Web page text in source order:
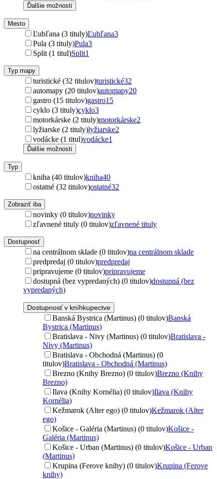
Ďalšie možnosti
Mesto
Ľubľana (3 tituly)Ľubľana3
Pula (3 tituly)Pula3
Split (1 titul)Split1
Typ mapy
turistické (32 titulov)turistické32
automapy (20 titulov)automapy20
gastro (15 titulov)gastro15
cyklo (3 tituly)cyklo3
motorkárske (2 tituly)motorkárske2
lyžiarske (2 tituly)lyžiarske2
vodácke (1 titul)vodácke1
Ďalšie možnosti
Typ
kniha (40 titulov)kniha40
ostatné (32 titulov)ostatné32
Zobraziť iba
novinky (0 titulov)novinky
zľavnené tituly (0 titulov)zľavnené tituly
Dostupnosť
na centrálnom sklade (0 titulov)na centrálnom sklade
predpredaj (0 titulov)predpredaj
pripravujeme (0 titulov)pripravujeme
dostupná (bez vypredaných) (0 titulov)dostupná (bez
vypredaných)
Dostupnosť v kníhkupectve
Banská Bystrica (Martinus) (0 titulov)Banská
Bystrica (Martinus)
Bratislava - Nivy (Martinus) (0 titulov)Bratislava -
Nivy (Martinus)
Bratislava - Obchodná (Martinus) (0
titulov)Bratislava - Obchodná (Martinus)
Brezno (Knihy Brezno) (0 titulov)Brezno (Knihy
Brezno)
Ilava (Knihy Kornélia) (0 titulov)Ilava (Knihy
Kornélia)
Kežmarok (Alter ego) (0 titulov)Kežmarok (Alter
ego)
Košice - Galéria (Martinus) (0 titulov)Košice -
Galéria (Martinus)
Košice - Urban (Martinus) (0 titulov)Košice - Urban
(Martinus)
Krupina (Ferove knihy) (0 titulov)Krupina (Ferove
knihy)